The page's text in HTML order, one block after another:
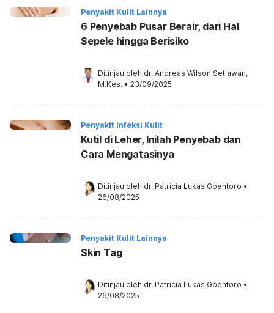
Penyakit Kulit Lainnya
6 Penyebab Pusar Berair, dari Hal
Sepele hingga Berisiko
Ditinjau oleh dr. Andreas Wilson Setiawan,
M.Kes. • 23/09/2025
Penyakit Infeksi Kulit
Kutil di Leher, Inilah Penyebab dan
Cara Mengatasinya
Ditinjau oleh dr. Patricia Lukas Goentoro •
26/08/2025
Penyakit Kulit Lainnya
Skin Tag
Ditinjau oleh dr. Patricia Lukas Goentoro •
26/08/2025